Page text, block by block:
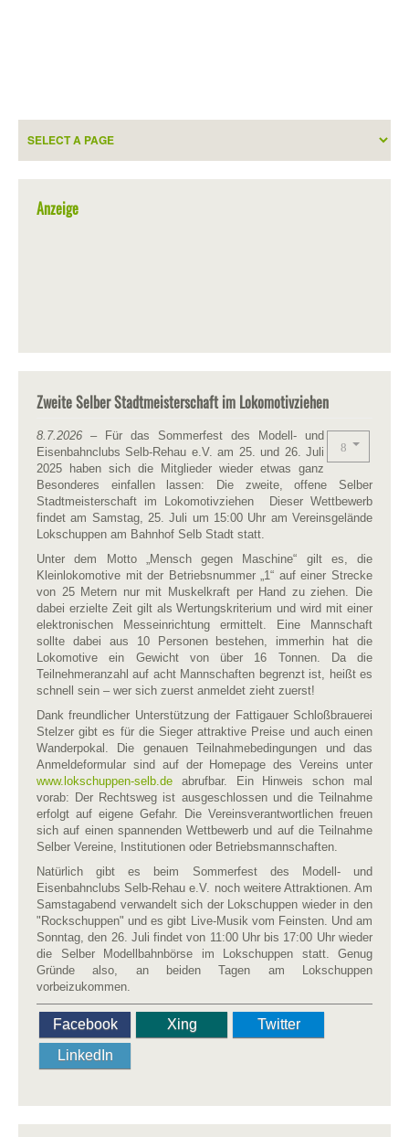
Anzeige
Zweite Selber Stadtmeisterschaft im Lokomotivziehen
8.7.2026 – Für das Sommerfest des Modell- und
Eisenbahnclubs Selb-Rehau e.V. am 25. und 26. Juli
2025 haben sich die Mitglieder wieder etwas ganz
Besonderes einfallen lassen: Die zweite, offene Selber
Stadtmeisterschaft im Lokomotivziehen Dieser Wettbewerb
findet am Samstag, 25. Juli um 15:00 Uhr am Vereinsgelände
Lokschuppen am Bahnhof Selb Stadt statt.
Unter dem Motto „Mensch gegen Maschine“ gilt es, die
Kleinlokomotive mit der Betriebsnummer „1“ auf einer Strecke
von 25 Metern nur mit Muskelkraft per Hand zu ziehen. Die
dabei erzielte Zeit gilt als Wertungskriterium und wird mit einer
elektronischen Messeinrichtung ermittelt. Eine Mannschaft
sollte dabei aus 10 Personen bestehen, immerhin hat die
Lokomotive ein Gewicht von über 16 Tonnen. Da die
Teilnehmeranzahl auf acht Mannschaften begrenzt ist, heißt es
schnell sein – wer sich zuerst anmeldet zieht zuerst!
Dank freundlicher Unterstützung der Fattigauer Schloßbrauerei
Stelzer gibt es für die Sieger attraktive Preise und auch einen
Wanderpokal. Die genauen Teilnahmebedingungen und das
Anmeldeformular sind auf der Homepage des Vereins unter
www.lokschuppen-selb.de abrufbar. Ein Hinweis schon mal
vorab: Der Rechtsweg ist ausgeschlossen und die Teilnahme
erfolgt auf eigene Gefahr. Die Vereinsverantwortlichen freuen
sich auf einen spannenden Wettbewerb und auf die Teilnahme
Selber Vereine, Institutionen oder Betriebsmannschaften.
Natürlich gibt es beim Sommerfest des Modell- und
Eisenbahnclubs Selb-Rehau e.V. noch weitere Attraktionen. Am
Samstagabend verwandelt sich der Lokschuppen wieder in den
"Rockschuppen" und es gibt Live-Musik vom Feinsten. Und am
Sonntag, den 26. Juli findet von 11:00 Uhr bis 17:00 Uhr wieder
die Selber Modellbahnbörse im Lokschuppen statt. Genug
Gründe also, an beiden Tagen am Lokschuppen
vorbeizukommen.
Facebook Xing
Twitter
LinkedIn